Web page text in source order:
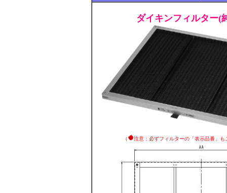
ダイキンフィルター(
（ 注意：必ずフィルターの「表示品番」も